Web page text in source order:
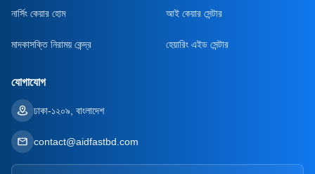
নার্সিং কেয়ার হোম আই কেয়ার সেন্টার
মাদকাসক্তি নিরাময় কেন্দ্র হেয়ারিং এইড সেন্টার
যোগাযোগ
ঢাকা-১২০৯, বাংলাদেশ
contact@aidfastbd.com